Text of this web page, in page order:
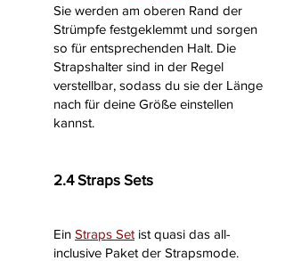
Sie werden am oberen Rand der
Strümpfe festgeklemmt und sorgen
so für entsprechenden Halt. Die
Strapshalter sind in der Regel
verstellbar, sodass du sie der Länge
nach für deine Größe einstellen
kannst.
2.4 Straps Sets
Ein Straps Set ist quasi das all-
inclusive Paket der Strapsmode.